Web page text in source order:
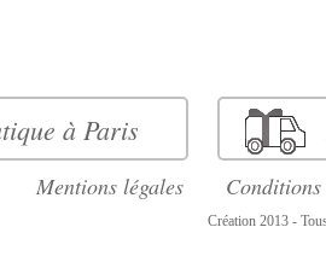
à Paris
Mentions légales Conditions
Création 2013 -